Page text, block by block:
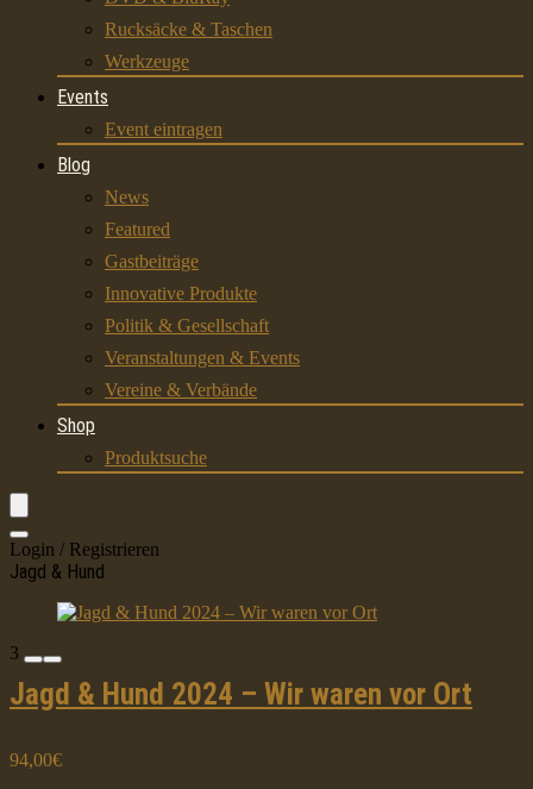
Rucksäcke & Taschen
Werkzeuge
Events
Event eintragen
Blog
News
Featured
Gastbeiträge
Innovative Produkte
Politik & Gesellschaft
Veranstaltungen & Events
Vereine & Verbände
Shop
Produktsuche
Login / Registrieren
Jagd & Hund
3
Jagd & Hund 2024 – Wir waren vor Ort
94,00€